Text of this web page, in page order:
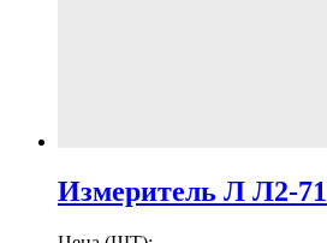
Измеритель Л Л2-71